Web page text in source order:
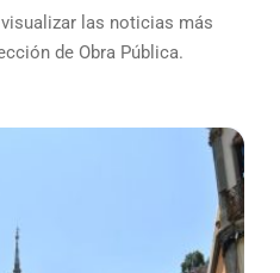
las noticias más
de Obra Pública.